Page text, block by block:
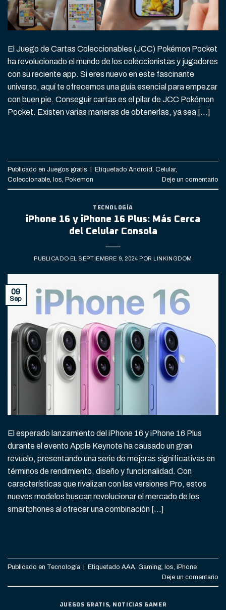
El Juego de Cartas Coleccionables (JCC) Pokémon Pocket
ha revolucionado el mundo de los coleccionistas y jugadores
con su reciente app. Si eres nuevo en este fascinante
universo, aquí te ofrecemos una guía esencial para empezar
con buen pie. Conseguir cartas es el pilar de JCC Pokémon
Pocket. Existen varias maneras de obtenerlas, ya sea […]
Publicado en Juegos gratis Etiquetado Android, Celular,
Coleccionable, Ios, Pokemon Deje un comentario
TECNOLOGÍA
iPhone 16 y iPhone 16 Plus: Más Cerca
del Celular Consola
PUBLICADO EL SEPTIEMBRE 9, 2024 POR LINKINGDOM
09
Sep
El esperado lanzamiento del iPhone 16 y iPhone 16 Plus
durante el evento Apple Keynote ha causado un gran
revuelo, presentando una serie de mejoras significativas en
términos de rendimiento, diseño y funcionalidad. Con
características que rivalizan con las versiones Pro, estos
nuevos modelos buscan revolucionar el mercado de los
smartphones al ofrecer una combinación […]
Publicado en Tecnología | Etiquetado AAA Gaming Ios iPhone
Deje un comentario
JUEGOS GRATIS, NOTICIAS GAMER